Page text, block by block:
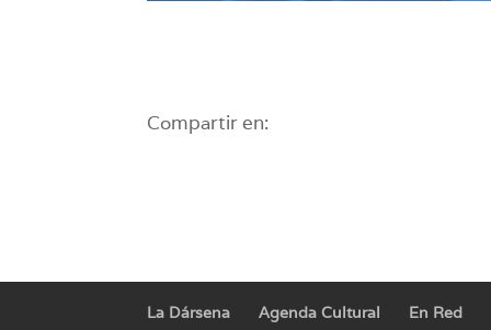
Compartir en:
La Dársena Agenda Cultural En Red